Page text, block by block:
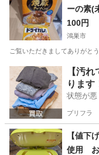
ーの素(
100円
鴻巣市
ご覧いただきましてありが
埼玉 鴻巣市 その他
【汚
ります
状態が
プリフラ
【値
使用 お